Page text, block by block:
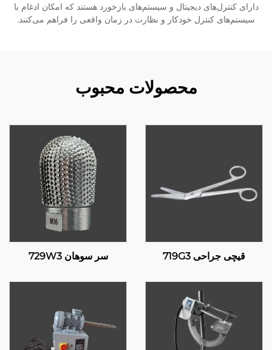
دارای کنترل‌های دیجیتال و سیستم‌های بازخورد هستند که امکان ادغام با
سیستم‌های کنترل خودکار و نظارت در زمان واقعی را فراهم می‌کنند.
محصولات محبوب
قیچی جراحی 719G3 سر سوهان 729W3